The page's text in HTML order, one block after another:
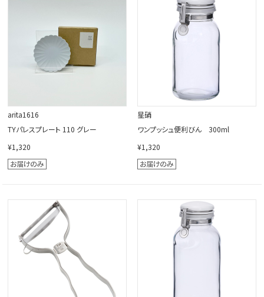
arita1616
TYパレスプレート 110 グレー
¥1,320
星硝
ワンプッシュ便利びん 300ml
¥1,320